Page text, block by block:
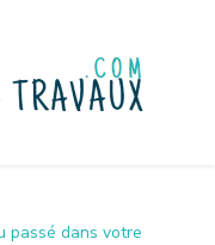
passé dans votre